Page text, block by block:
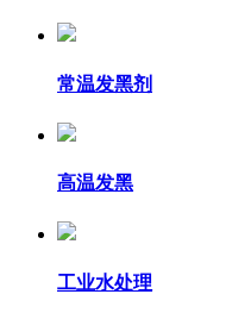
常温发黑剂
高温发黑
工业水处理